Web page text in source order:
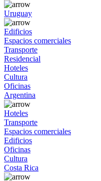
Uruguay
Edificios
Espacios comerciales
Transporte
Residencial
Hoteles
Cultura
Oficinas
Argentina
Hoteles
Transporte
Espacios comerciales
Edificios
Oficinas
Cultura
Costa Rica